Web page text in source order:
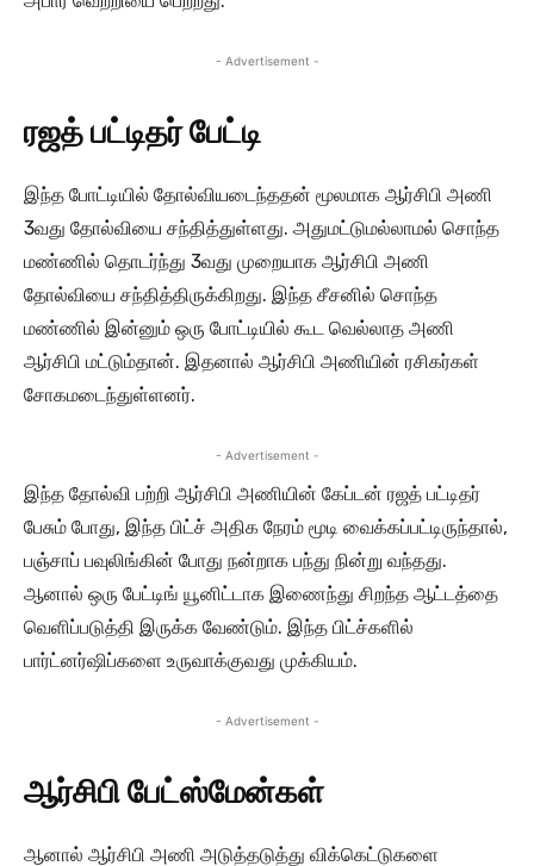
- Advertisement -
ரஜத் பட்டிதர் பேட்டி
இந்த போட்டியில் தோல்வியடைந்ததன் மூலமாக ஆர்சிபி அணி
3வது தோல்வியை சந்தித்துள்ளது. அதுமட்டுமல்லாமல் சொந்த
மண்ணில் தொடர்ந்து 3வது முறையாக ஆர்சிபி அணி
தோல்வியை சந்தித்திருக்கிறது. இந்த சீசனில் சொந்த
மண்ணில் இன்னும் ஒரு போட்டியில் கூட வெல்லாத அணி
ஆர்சிபி மட்டும்தான். இதனால் ஆர்சிபி அணியின் ரசிகர்கள்
சோகமடைந்துள்ளனர்.
- Advertisement -
இந்த தோல்வி பற்றி ஆர்சிபி அணியின் கேப்டன் ரஜத் பட்டிதர்
பேசும் போது, இந்த பிட்ச் அதிக நேரம் மூடி வைக்கப்பட்டிருந்தால்,
பஞ்சாப் பவுலிங்கின் போது நன்றாக பந்து நின்று வந்தது.
ஆனால் ஒரு பேட்டிங் யூனிட்டாக இணைந்து சிறந்த ஆட்டத்தை
வெளிப்படுத்தி இருக்க வேண்டும். இந்த பிட்ச்களில்
பார்ட்னர்ஷிப்களை உருவாக்குவது முக்கியம்.
- Advertisement -
ஆர்சிபி பேட்ஸ்மேன்கள்
ஆனால் ஆர்சிபி அணி அடுத்தடுத்து விக்கெட்டுகளை